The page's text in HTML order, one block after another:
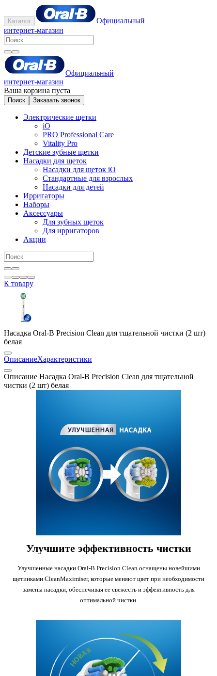
Каталог
Официальный
интернет-магазин
Официальный
интернет-магазин
Ваша корзина пуста
Поиск Заказать звонок
Электрические щетки
iO
PRO Professional Care
Vitality Pro
Детские зубные щетки
Насадки для щеток
Насадки для щеток iO
Стандартные для взрослых
Насадки для детей
Ирригаторы
Наборы
Аксессуары
Для зубных щеток
Для ирригаторов
Акции
К товару
Насадка Oral-B Precision Clean для тщательной чистки (2 шт)
белая
ОписаниеХарактеристики
Описание Насадка Oral-B Precision Clean для тщательной
чистки (2 шт) белая
Улучшите эффективность чистки
Улучшенные насадки Oral-B Precision Clean оснащены новейшими
щетинками CleanMaximiser, которые меняют цвет при необходимости
замены насадки, обеспечивая ее свежесть и эффективность для
оптимальной чистки.